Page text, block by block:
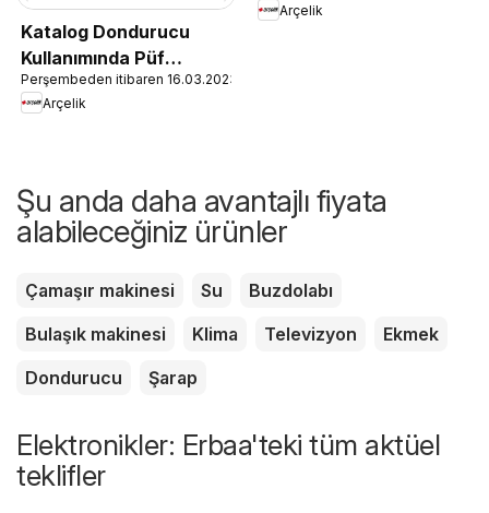
Katalog Dondurucu
Kullanımında Püf
Noktaları
Perşembeden itibaren 16.03.2023
Arçelik
Arçelik
Şu anda daha avantajlı fiyata
alabileceğiniz ürünler
Çamaşır makinesi Su
Buzdolabı
Bulaşık makinesi
Klima Televizyon
Ekmek
Dondurucu
Şarap
Elektronikler: Erbaa'teki tüm aktüel
teklifler